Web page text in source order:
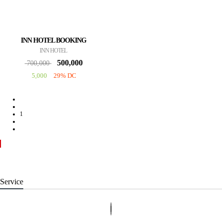
INN HOTEL BOOKING
INN HOTEL
700,000 500,000
5,000 29% DC
1
Service